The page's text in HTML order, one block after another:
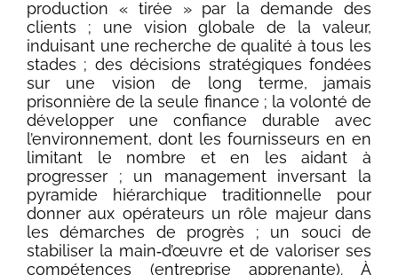
production « tirée » par la demande des
clients ; une vision globale de la valeur,
induisant une recherche de qualité à tous les
stades ; des décisions stratégiques fondées
sur une vision de long terme, jamais
prisonnière de la seule finance ; la volonté de
développer une confiance durable avec
l’environnement, dont les fournisseurs en en
limitant le nombre et en les aidant à
progresser ; un management inversant la
pyramide hiérarchique traditionnelle pour
donner aux opérateurs un rôle majeur dans
les démarches de progrès ; un souci de
stabiliser la main‑d’œuvre et de valoriser ses
compétences (entreprise apprenante). À